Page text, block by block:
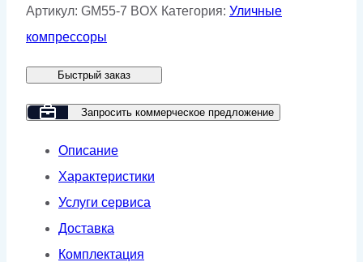
Винтовой
компрессор
GM55-
7
Артикул: GM55-7 BOX Категория: Уличные
компрессоры
Быстрый заказ
Запросить коммерческое предложение
Описание
Характеристики
Услуги сервиса
Доставка
Комплектация